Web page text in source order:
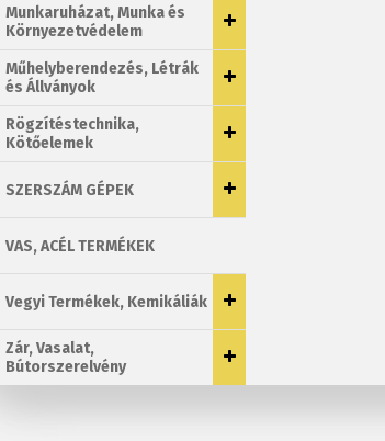
Munkaruházat, Munka és
Környezetvédelem
Műhelyberendezés, Létrák
és Állványok
Rögzítéstechnika,
Kötőelemek
SZERSZÁM GÉPEK
VAS, ACÉL TERMÉKEK
Vegyi Termékek, Kemikáliák
Zár, Vasalat,
Bútorszerelvény